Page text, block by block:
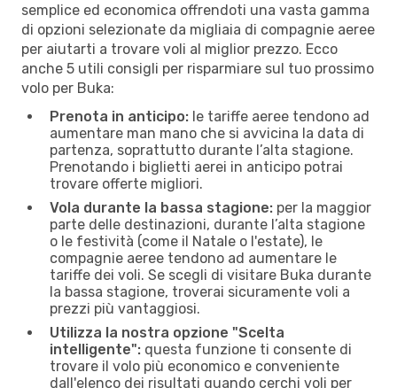
semplice ed economica offrendoti una vasta gamma
di opzioni selezionate da migliaia di compagnie aeree
per aiutarti a trovare voli al miglior prezzo. Ecco
anche 5 utili consigli per risparmiare sul tuo prossimo
volo per Buka:
Prenota in anticipo: le tariffe aeree tendono ad
aumentare man mano che si avvicina la data di
partenza, soprattutto durante l’alta stagione.
Prenotando i biglietti aerei in anticipo potrai
trovare offerte migliori.
Vola durante la bassa stagione: per la maggior
parte delle destinazioni, durante l’alta stagione
o le festività (come il Natale o l'estate), le
compagnie aeree tendono ad aumentare le
tariffe dei voli. Se scegli di visitare Buka durante
la bassa stagione, troverai sicuramente voli a
prezzi più vantaggiosi.
Utilizza la nostra opzione "Scelta
intelligente": questa funzione ti consente di
trovare il volo più economico e conveniente
dall'elenco dei risultati quando cerchi voli per